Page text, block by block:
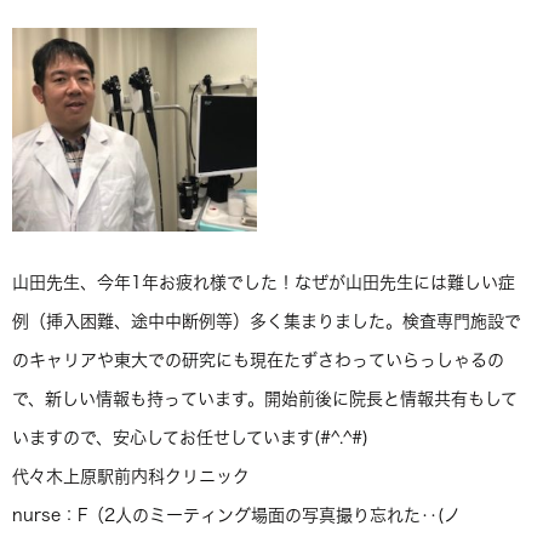
山田先生、今年1年お疲れ様でした！なぜが山田先生には難しい症
例（挿入困難、途中中断例等）多く集まりました。検査専門施設で
のキャリアや東大での研究にも現在たずさわっていらっしゃるの
で、新しい情報も持っています。開始前後に院長と情報共有もして
いますので、安心してお任せしています(#^.^#)
代々木上原駅前内科クリニック
nurse：F（2人のミーティング場面の写真撮り忘れた‥(ノ